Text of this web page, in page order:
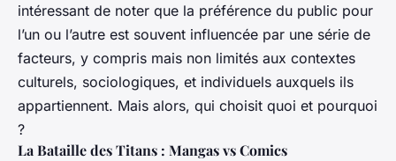
intéressant de noter que la préférence du public pour
l’un ou l’autre est souvent influencée par une série de
facteurs, y compris mais non limités aux contextes
culturels, sociologiques, et individuels auxquels ils
appartiennent. Mais alors, qui choisit quoi et pourquoi
?
La Bataille des Titans : Mangas vs Comics